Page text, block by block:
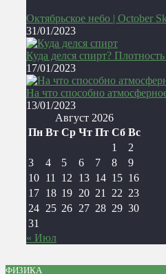
Октябрьское небо | October
31/01/2023
Куда делся спирт?
17/01/2023
На что способно
13/01/2023
Август 2026
Пн Вт Ср Чт Пт Сб Вс
1
2
3
4 5 6 7 8
9
10 11 12 13 14 15 16
17 18 19 20 21 22 23
24 25 26 27 28 29 30
31
« Июл
ФИЗИКА